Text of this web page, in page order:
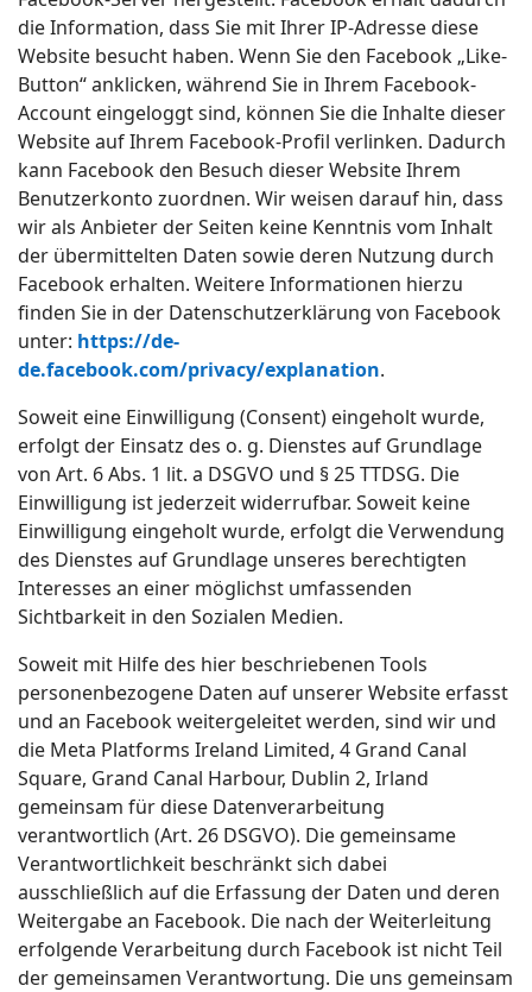
die Information, dass Sie mit Ihrer IP-Adresse diese
Website besucht haben. Wenn Sie den Facebook „Like-
Button“ anklicken, während Sie in Ihrem Facebook-
Account eingeloggt sind, können Sie die Inhalte dieser
Website auf Ihrem Facebook-Profil verlinken. Dadurch
kann Facebook den Besuch dieser Website Ihrem
Benutzerkonto zuordnen. Wir weisen darauf hin, dass
wir als Anbieter der Seiten keine Kenntnis vom Inhalt
der übermittelten Daten sowie deren Nutzung durch
Facebook erhalten. Weitere Informationen hierzu
finden Sie in der Datenschutzerklärung von Facebook
unter: https://de-
de.facebook.com/privacy/explanation.
Soweit eine Einwilligung (Consent) eingeholt wurde,
erfolgt der Einsatz des o. g. Dienstes auf Grundlage
von Art. 6 Abs. 1 lit. a DSGVO und § 25 TTDSG. Die
Einwilligung ist jederzeit widerrufbar. Soweit keine
Einwilligung eingeholt wurde, erfolgt die Verwendung
des Dienstes auf Grundlage unseres berechtigten
Interesses an einer möglichst umfassenden
Sichtbarkeit in den Sozialen Medien.
Soweit mit Hilfe des hier beschriebenen Tools
personenbezogene Daten auf unserer Website erfasst
und an Facebook weitergeleitet werden, sind wir und
die Meta Platforms Ireland Limited, 4 Grand Canal
Square, Grand Canal Harbour, Dublin 2, Irland
gemeinsam für diese Datenverarbeitung
verantwortlich (Art. 26 DSGVO). Die gemeinsame
Verantwortlichkeit beschränkt sich dabei
ausschließlich auf die Erfassung der Daten und deren
Weitergabe an Facebook. Die nach der Weiterleitung
erfolgende Verarbeitung durch Facebook ist nicht Teil
der gemeinsamen Verantwortung. Die uns gemeinsam